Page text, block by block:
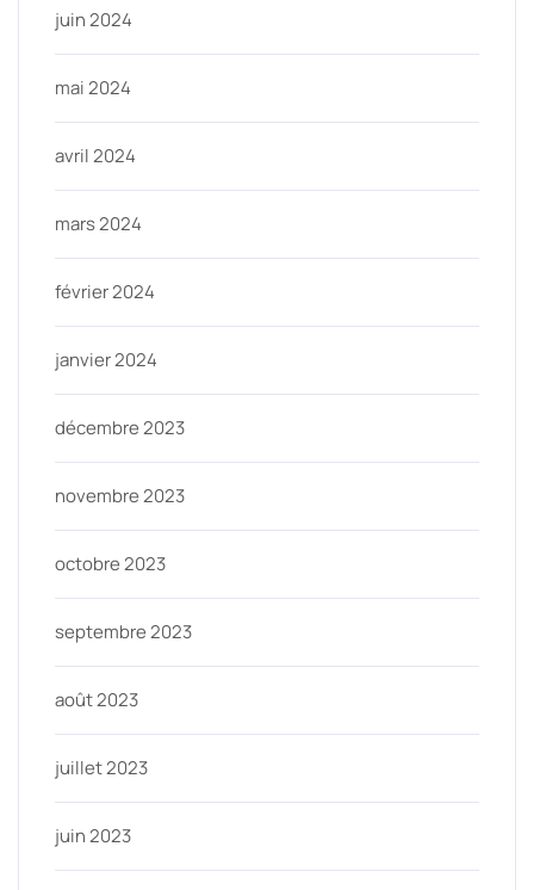
juin 2024
mai 2024
avril 2024
mars 2024
février 2024
janvier 2024
décembre 2023
novembre 2023
octobre 2023
septembre 2023
août 2023
juillet 2023
juin 2023